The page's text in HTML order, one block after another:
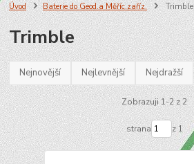
Úvod Baterie do Geod.a Měříc.zaříz. Trimble
Trimble
Nejnovější Nejlevnější Nejdražší
Zobrazuji 1-2 z 2
strana z 1